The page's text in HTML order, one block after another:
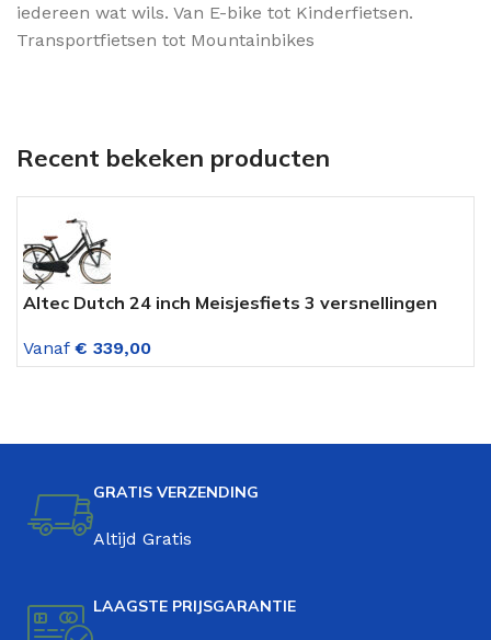
iedereen wat wils. Van E-bike tot Kinderfietsen.
Transportfietsen tot Mountainbikes
Recent bekeken producten
Altec Dutch 24 inch Meisjesfiets 3 versnellingen
Vanaf € 339,00
GRATIS VERZENDING
Altijd Gratis
LAAGSTE PRIJSGARANTIE